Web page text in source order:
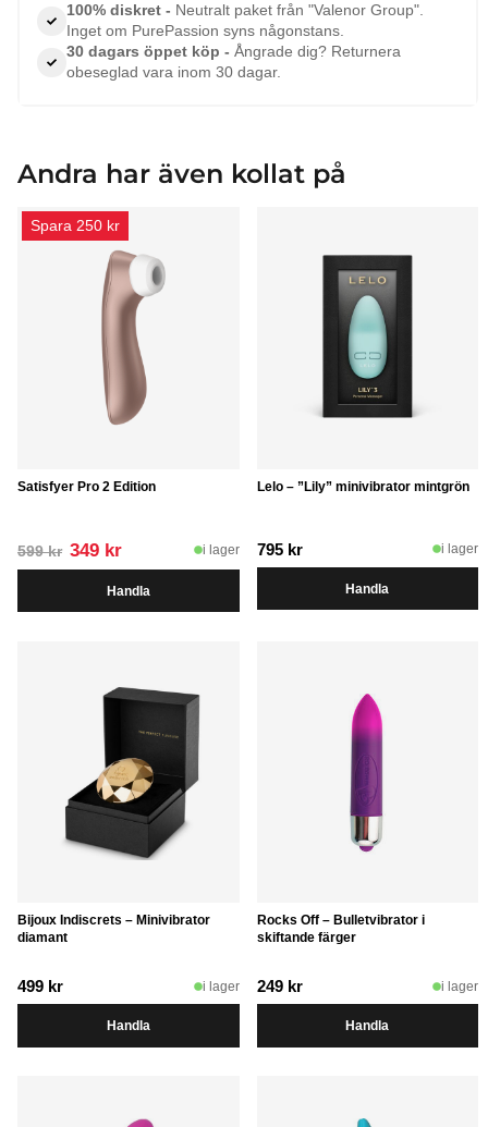
100% diskret - Neutralt paket från "Valenor Group".
Inget om PurePassion syns någonstans.
30 dagars öppet köp - Ångrade dig? Returnera
obeseglad vara inom 30 dagar.
Andra har även kollat på
Satisfyer Pro 2 Edition
599kr Det
ursprungliga
priset
var:
349 krDet
nuvarande
priset
är:
i lager
Handla
Spara 250 kr
Lelo – ”Lily” minivibrator mintgrön
795 kr i lager
Handla
Bijoux Indiscrets – Minivibrator
diamant
499 kr i lager
Handla
Rocks Off – Bulletvibrator i
skiftande färger
249 kr i lager
Handla